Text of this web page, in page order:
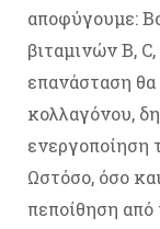
αποφύγουμε:
βιταμινών Β,
επανάσταση
κολλαγόνου,
ενεργοποίηση
Ωστόσο, όσο
πεποίθηση από